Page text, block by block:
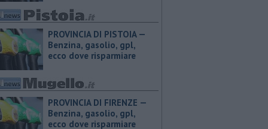
PROVINCIA DI PISTOIA — ​
Benzina, gasolio, gpl,
ecco dove risparmiare
PROVINCIA DI FIRENZE — ​
Benzina, gasolio, gpl,
ecco dove risparmiare